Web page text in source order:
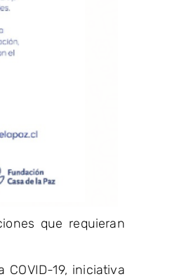
que requieran
19, iniciativa